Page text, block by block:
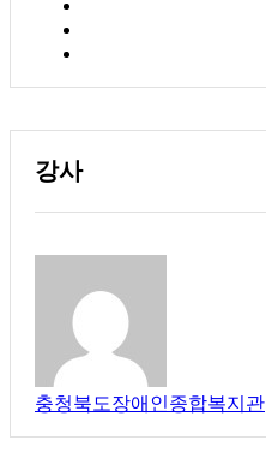
강사
충청북도장애인종합복지관